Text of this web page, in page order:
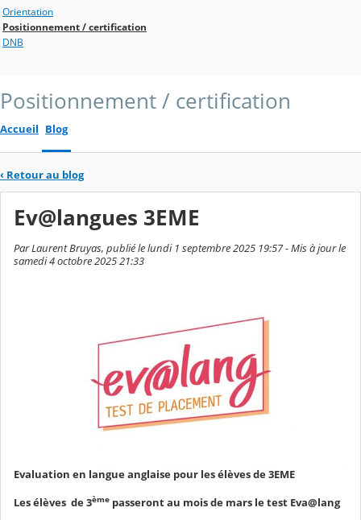
Orientation
Positionnement / certification
DNB
Positionnement / certification
Accueil Blog
‹ Retour au blog
Ev@langues 3EME
Par Laurent Bruyas, publié le lundi 1 septembre 2025 19:57 - Mis à jour le
samedi 4 octobre 2025 21:33
Evaluation en langue anglaise pour les élèves de 3EME
Les élèves de 3ème passeront au mois de mars le test Eva@lang